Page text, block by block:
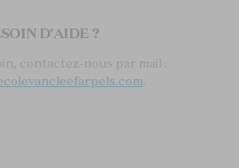
D'AIDE ?
contactez-nous par mail :